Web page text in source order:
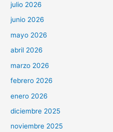
julio 2026
junio 2026
mayo 2026
abril 2026
marzo 2026
febrero 2026
enero 2026
diciembre 2025
noviembre 2025